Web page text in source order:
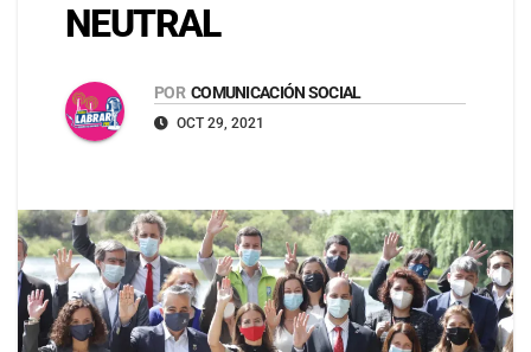
NEUTRAL
POR COMUNICACIÓN SOCIAL
OCT 29, 2021